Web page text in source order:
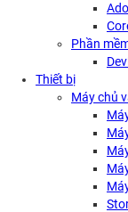
Phần
Thiết bị
Máy chủ